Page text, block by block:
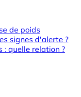
de poids
signes d'alerte ?
: quelle relation ?